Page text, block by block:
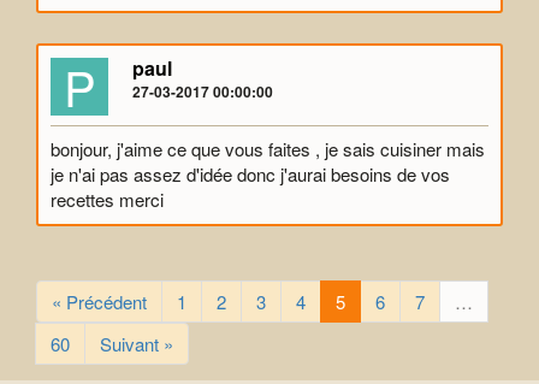
P paul
27-03-2017 00:00:00
bonjour, j'aime ce que vous faites , je sais cuisiner mais
je n'ai pas assez d'idée donc j'aurai besoins de vos
recettes merci
« Précédent 1 2 3 4 5 6 7
…
60
Suivant »